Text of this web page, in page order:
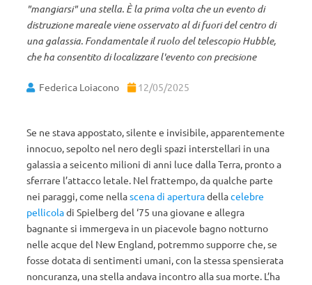
"mangiarsi" una stella. È la prima volta che un evento di
distruzione mareale viene osservato al di fuori del centro di
una galassia. Fondamentale il ruolo del telescopio Hubble,
che ha consentito di localizzare l'evento con precisione
Federica Loiacono 12/05/2025
Se ne stava appostato, silente e invisibile, apparentemente
innocuo, sepolto nel nero degli spazi interstellari in una
galassia a seicento milioni di anni luce dalla Terra, pronto a
sferrare l’attacco letale. Nel frattempo, da qualche parte
nei paraggi, come nellascena di aperturadellacelebre
pellicoladi Spielberg del ‘75 una giovane e allegra
bagnante si immergeva in un piacevole bagno notturno
nelle acque del New England, potremmo supporre che, se
fosse dotata di sentimenti umani, con la stessa spensierata
noncuranza, una stella andava incontro alla sua morte. L’ha